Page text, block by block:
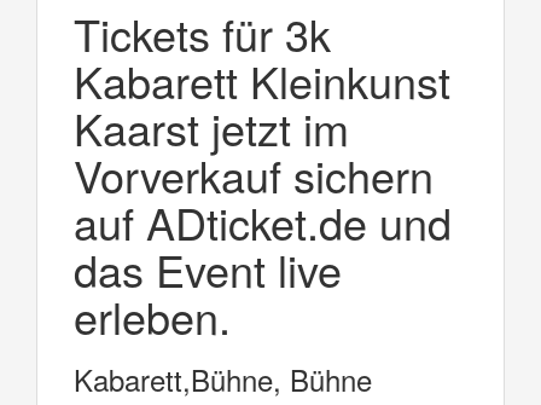
Tickets für 3k
Kabarett Kleinkunst
Kaarst jetzt im
Vorverkauf sichern
auf ADticket.de und
das Event live
erleben.
Kabarett,Bühne, Bühne